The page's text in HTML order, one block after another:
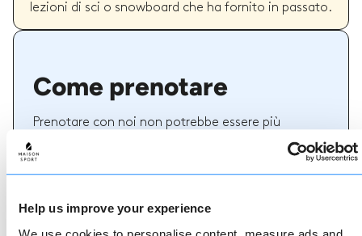
Help us improve your experience
lezioni di sci o snowboard che ha fornito in passato.
Come prenotare
Prenotare con noi non potrebbe essere più
disposizione per aiutarvi: prenotate subito online